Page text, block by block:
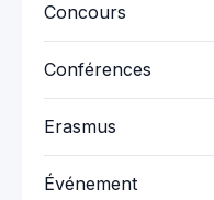
Concours
Conférences
Erasmus
Événement